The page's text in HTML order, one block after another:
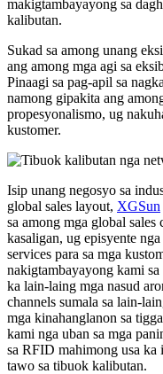
makigtambayayong sa
kalibutan.
Sukad sa among unang
ang among mga agi sa
Pinaagi sa pag-apil sa
namong gipakita ang
propesyonalismo, ug
kustomer.
Isip unang negosyo sa
global sales layout, XGSun
sa among mga global sales
kasaligan, ug episyente
services para sa mga
nakigtambayayong kami
ka lain-laing mga nasud
channels sumala sa lain-
mga kinahanglanon sa
kami nga uban sa mga
sa RFID mahimong usa ka
tawo sa tibuok kalibutan.